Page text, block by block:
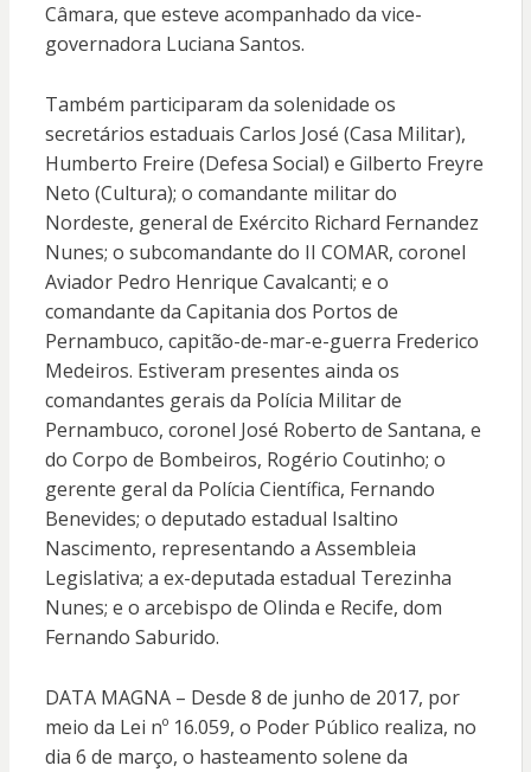
Câmara, que esteve acompanhado da vice-
governadora Luciana Santos.
Também participaram da solenidade os
secretários estaduais Carlos José (Casa Militar),
Humberto Freire (Defesa Social) e Gilberto Freyre
Neto (Cultura); o comandante militar do
Nordeste, general de Exército Richard Fernandez
Nunes; o subcomandante do II COMAR, coronel
Aviador Pedro Henrique Cavalcanti; e o
comandante da Capitania dos Portos de
Pernambuco, capitão-de-mar-e-guerra Frederico
Medeiros. Estiveram presentes ainda os
comandantes gerais da Polícia Militar de
Pernambuco, coronel José Roberto de Santana, e
do Corpo de Bombeiros, Rogério Coutinho; o
gerente geral da Polícia Científica, Fernando
Benevides; o deputado estadual Isaltino
Nascimento, representando a Assembleia
Legislativa; a ex-deputada estadual Terezinha
Nunes; e o arcebispo de Olinda e Recife, dom
Fernando Saburido.
DATA MAGNA – Desde 8 de junho de 2017, por
meio da Lei nº 16.059, o Poder Público realiza, no
dia 6 de março, o hasteamento solene da